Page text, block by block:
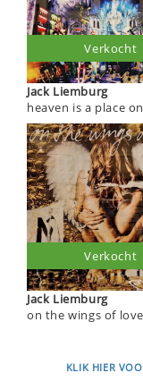
Jack Liemburg
heaven is a place
Verkocht
Jack Liemburg
on the wings of love
Verkocht
KLIK HIER